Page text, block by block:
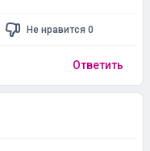
Не нравится 0
Ответить